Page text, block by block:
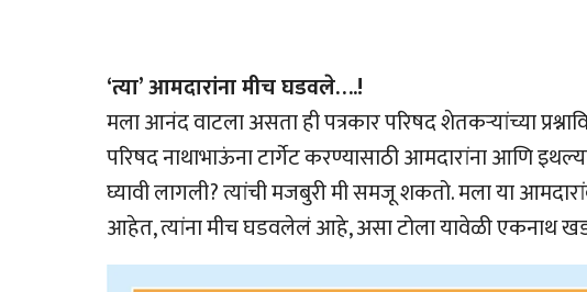
‘त्या’ आमदारांना मीच घडवले….!
मला आनंद वाटला असता ही पत्रकार परिषद शेतकर्‍यांच्या
परिषद नाथाभाऊंना टार्गेट करण्यासाठी आमदारांना आणि इथल्या
घ्यावी लागली? त्यांची मजबुरी मी समजू शकतो. मला या
आहेत, त्यांना मीच घडवलेलं आहे, असा टोला यावेळी एकनाथ